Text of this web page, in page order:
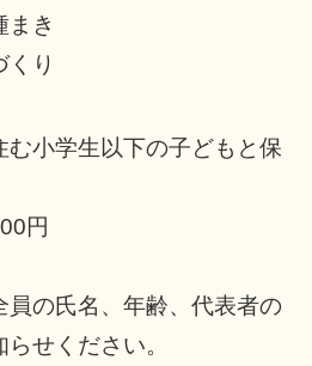
まき
くり
小学生以下の子どもと保
円
の氏名、年齢、代表者の
せください。